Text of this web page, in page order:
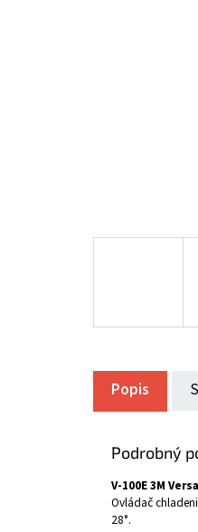
Popis
Podrobný
V-100E 3M
Ovládač
28°.